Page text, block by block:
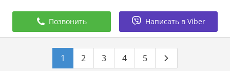
Позвонить Написать в Viber
1 2 3 4 5